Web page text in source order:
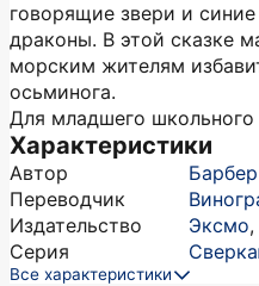
говорящие звери и
драконы. В этой сказке
морским жителям
осьминога.
Для младшего школьного
Характеристики
Автор
Переводчик
Издательство
Эксмо,
Серия
Все характеристики